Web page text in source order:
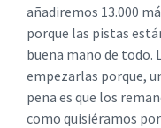
añadiremos 13.000
porque las pistas
buena mano de todo.
empezarlas porque,
pena es que los
como quisiéramos